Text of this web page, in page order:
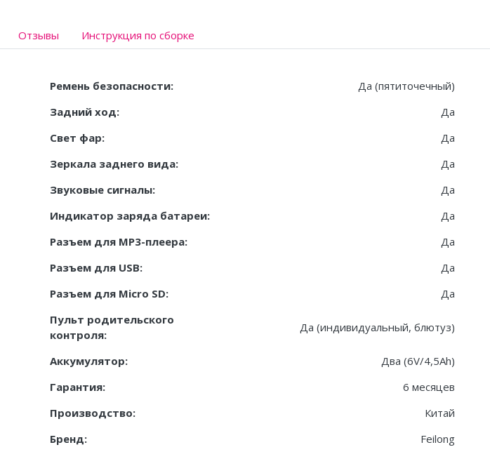
Отзывы Инструкция по сборке
Ремень безопасности:
Да (пятиточечный)
Задний ход:
Да
Свет фар:
Да
Зеркала заднего вида:
Да
Звуковые сигналы:
Да
Индикатор заряда батареи:
Да
Разъем для MP3-плеера:
Да
Разъем для USB:
Да
Разъем для Micro SD:
Да
Пульт родительского
контроля:
Да (индивидуальный, блютуз)
Аккумулятор:
Два (6V/4,5Ah)
Гарантия:
6 месяцев
Производство:
Китай
Бренд:
Feilong